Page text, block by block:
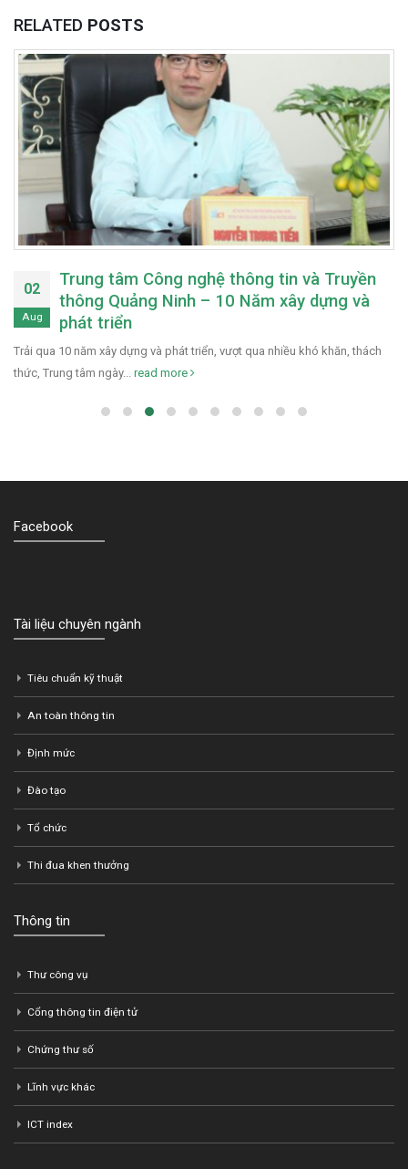
RELATED POSTS
02
Aug
Trung tâm Công nghệ thông tin và Truyền
thông Quảng Ninh – 10 Năm xây dựng và
phát triển
Trải qua 10 năm xây dựng và phát triển, vượt qua nhiều khó khăn, thách
thức, Trung tâm ngày... read more
Facebook
Tài liệu chuyên ngành
Tiêu chuẩn kỹ thuật
An toàn thông tin
Định mức
Đào tạo
Tổ chức
Thi đua khen thưởng
Thông tin
Thư công vụ
Cổng thông tin điện tử
Chứng thư số
Lĩnh vực khác
ICT index